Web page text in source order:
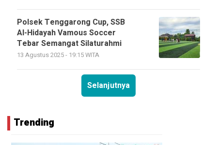
Polsek Tenggarong Cup, SSB
Al-Hidayah Vamous Soccer
Tebar Semangat Silaturahmi
13 Agustus 2025 - 19:15 WITA
Selanjutnya
Trending